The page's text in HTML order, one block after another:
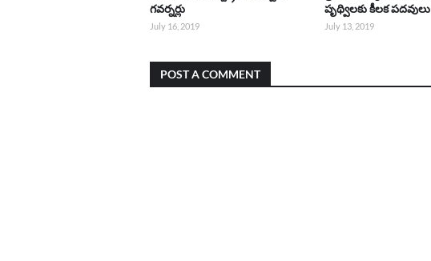
గవర్నర్లు
July 16, 2019
పృథ్విలకు కీలక పదవులు
July 13, 2019
POST A COMMENT